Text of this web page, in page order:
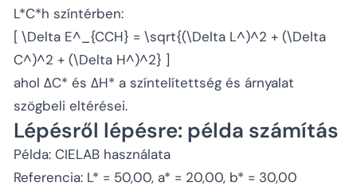
L*C*h színtérben:
[ \Delta E^ _{CCH} = \sqrt{(\Delta L^)^2 + (\Delta
C^)^2 + (\Delta H^)^2} ]
ahol ΔC* és ΔH* a színtelítettség és árnyalat
szögbeli eltérései.
Lépésről lépésre: példa számítás
Példa: CIELAB használata
Referencia: L* = 50,00, a* = 20,00, b* = 30,00